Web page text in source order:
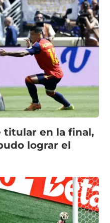
titular en la final,
lograr el